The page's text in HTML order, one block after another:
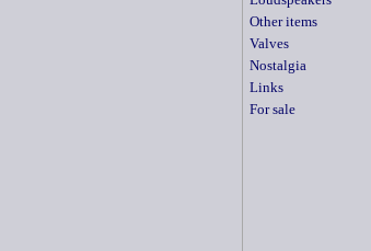
Other items
Valves
Nostalgia
Links
For sale